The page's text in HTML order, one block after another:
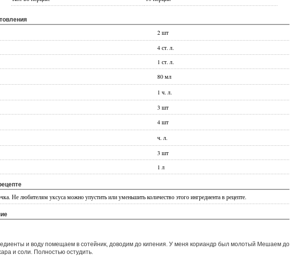
2 шт
4 ст. л.
1 ст. л.
80 мл
1 ч. л.
3 шт
4 шт
ч. л.
3 шт
1 л
Не любителям уксуса можно упустить или уменьшить количество этого ингредиента в рецепте.
и воду помещаем в сотейник, доводим до кипения. У меня кориандр был молотый Мешаем до
и соли. Полностью остудить.